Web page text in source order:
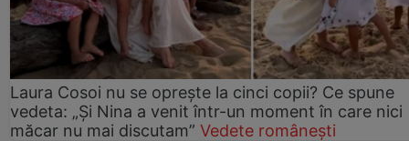
Laura Cosoi nu se oprește la cinci copii? Ce spune
vedeta: „Și Nina a venit într-un moment în care nici
măcar nu mai discutam” Vedete românești